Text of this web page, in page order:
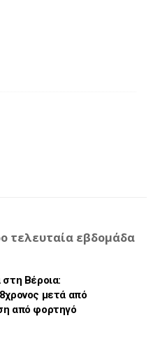
τελευταία εβδομάδα
Βέροια:
μετά από
από φορτηγό